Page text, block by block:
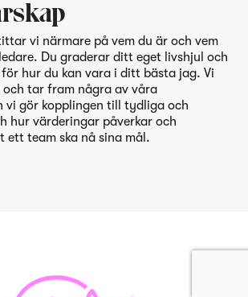
vi närmare på vem du är och vem
Du graderar ditt eget livshjul och
hur du kan vara i ditt bästa jag. Vi
och tar fram några av våra
vi gör kopplingen till tydliga och
hur värderingar påverkar och
ett team ska nå sina mål.